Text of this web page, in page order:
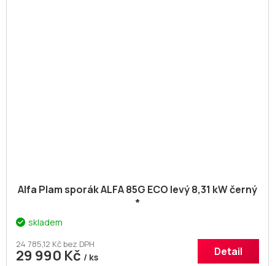
Alfa Plam sporák ALFA 85G ECO levý 8,31 kW černý
*
skladem
24 785,12 Kč bez DPH
29 990 Kč / ks Detail